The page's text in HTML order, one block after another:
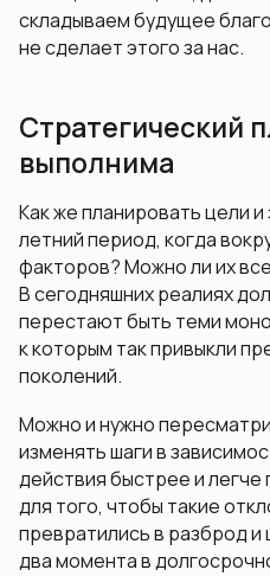
складываем будущее
не сделает этого за нас.
Стратегический
выполнима
Как же планировать цели и
летний период, когда
факторов? Можно ли их
В сегодняшних реалиях
перестают быть теми
к которым так привыкли
поколений.
Можно и нужно
изменять шаги в
действия быстрее и легче
для того, чтобы такие
превратились в разброд
два момента в